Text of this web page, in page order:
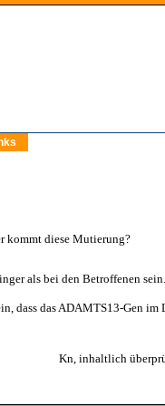
kommt diese Mutierung?
als bei den Betroffenen sein.
dass das ADAMTS13-Gen
Kn, inhaltlich